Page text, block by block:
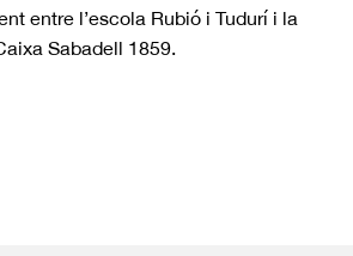
entre l’escola Rubió i Tudurí i la
Sabadell 1859.